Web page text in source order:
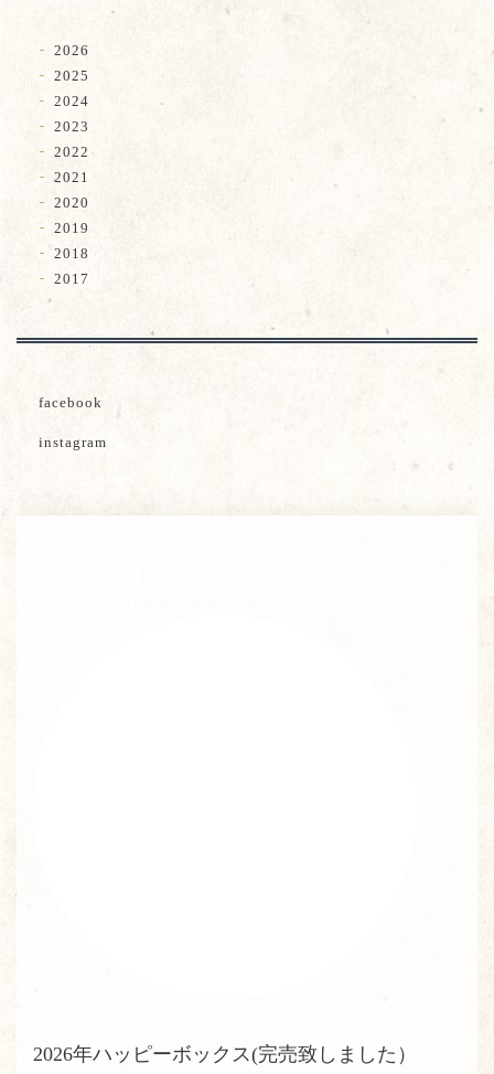
2026
2025
2024
2023
2022
2021
2020
2019
2018
2017
facebook
instagram
2026年ハッピーボックス(完売致しました）